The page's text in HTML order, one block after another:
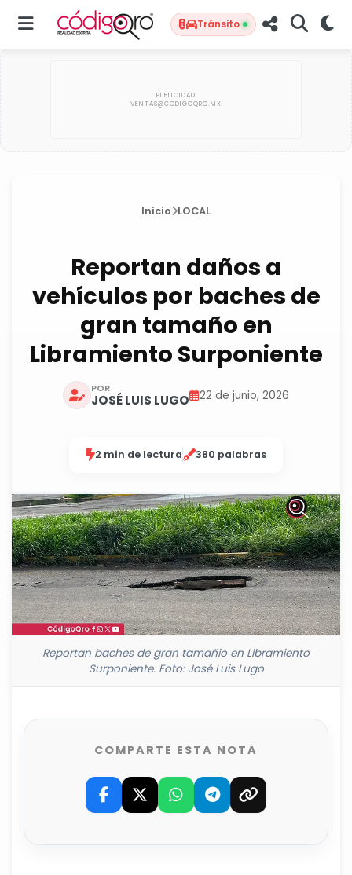
Tránsito
Inicio LOCAL
Reportan daños a
vehículos por baches de
gran tamaño en
Libramiento Surponiente
POR
JOSÉ LUIS LUGO 22 de junio, 2026
2 min de lectura 380 palabras
Reportan baches de gran tamañio en Libramiento
Surponiente. Foto: José Luis Lugo
COMPARTE ESTA NOTA